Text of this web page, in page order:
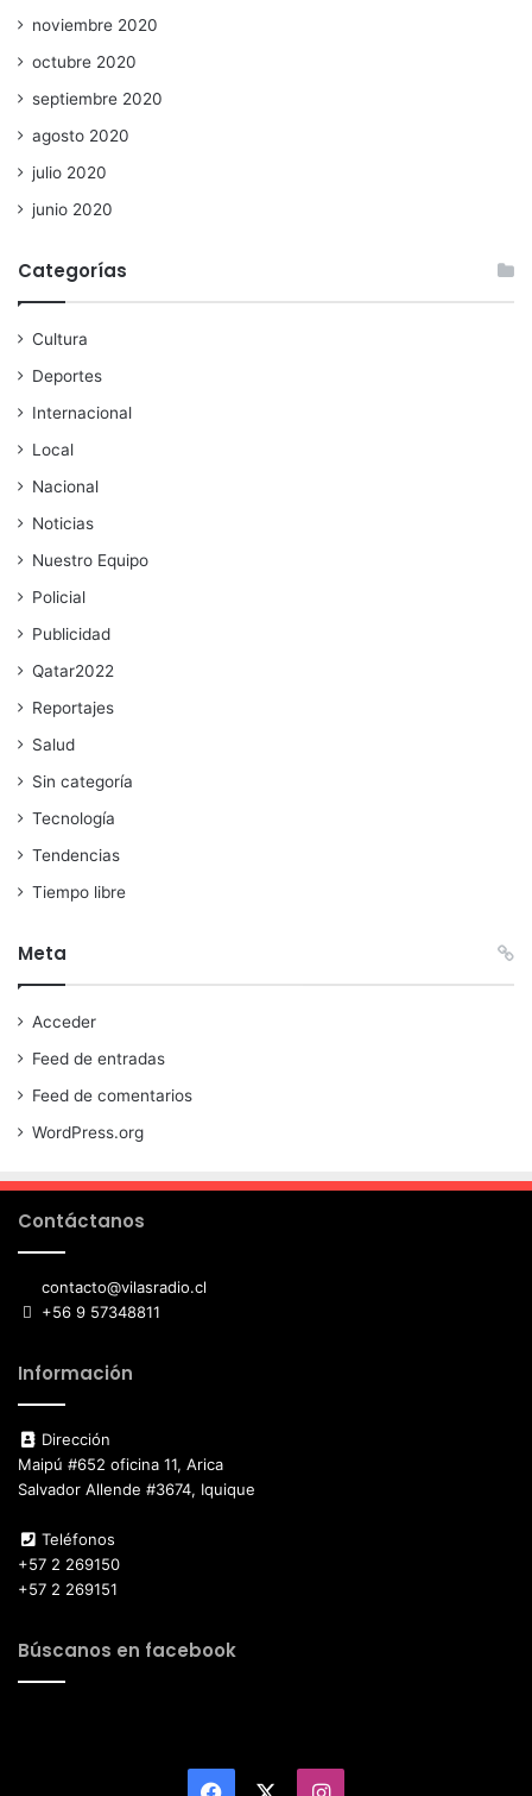
noviembre 2020
octubre 2020
septiembre 2020
agosto 2020
julio 2020
junio 2020
Categorías
Cultura
Deportes
Internacional
Local
Nacional
Noticias
Nuestro Equipo
Policial
Publicidad
Qatar2022
Reportajes
Salud
Sin categoría
Tecnología
Tendencias
Tiempo libre
Meta
Acceder
Feed de entradas
Feed de comentarios
WordPress.org
Contáctanos
contacto@vilasradio.cl
+56 9 57348811
Información
Dirección
Maipú #652 oficina 11, Arica
Salvador Allende #3674, Iquique
Teléfonos
+57 2 269150
+57 2 269151
Búscanos en facebook
Facebook Instagram